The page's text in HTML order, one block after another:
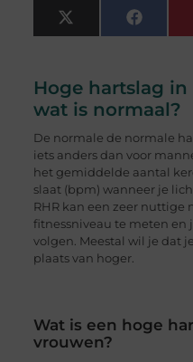
X
(Twitter)
Hoge hartslag
wat is normaal?
De normale de normale
iets anders dan voor
het gemiddelde aantal
slaat (bpm) wanneer je
RHR kan een zeer nuttige
fitnessniveau te meten en
volgen. Meestal wil je dat
plaats van hoger.
Wat is een hoge
vrouwen?